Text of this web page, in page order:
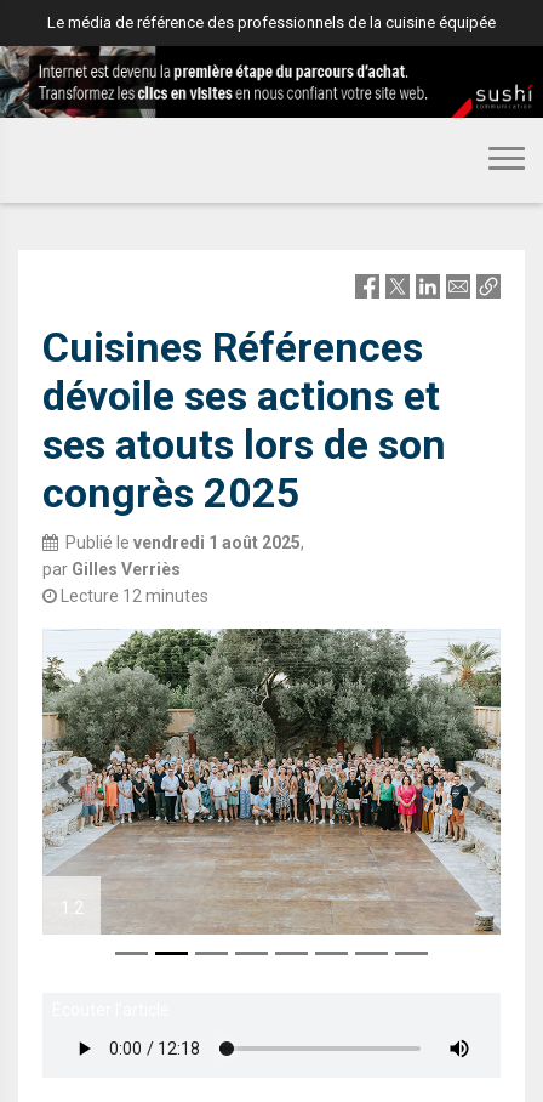
Le média de référence des professionnels de la cuisine équipée
Cuisines Références
dévoile ses actions et
ses atouts lors de son
congrès 2025
Publié le vendredi 1 août 2025,
par Gilles Verriès
Lecture 12 minutes
1.2
1.3
Previous Next